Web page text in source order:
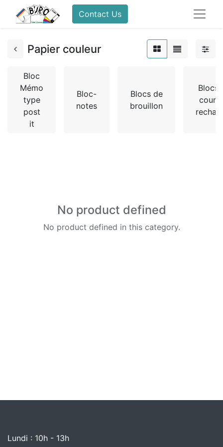
Contact Us
Papier couleur
Bloc
Mémo
type
post
it
Bloc-
notes
Blocs de
brouillon
Blocs
cours
No product defined
No product defined in this category.
Lundi : 10h - 13h